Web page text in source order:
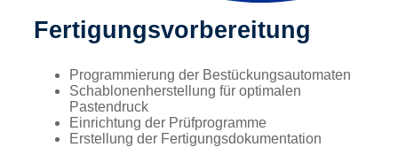
Fertigungsvorbereitung
Programmierung der Bestückungsautomaten
Schablonenherstellung für optimalen
Pastendruck
Einrichtung der Prüfprogramme
Erstellung der Fertigungsdokumentation